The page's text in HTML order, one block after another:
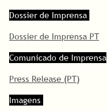
Dossier de Imprensa
Dossier de Imprensa PT
Comunicado de Imprensa
Press Release (PT)
Imagens